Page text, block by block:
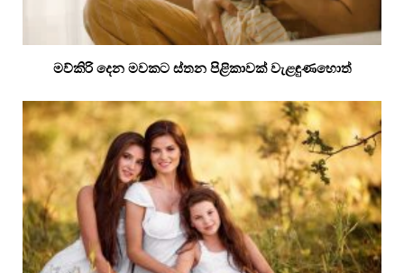
මව්කිරි දෙන මවකට ස්තන පිළිකාවක් වැළඳුණහොත්